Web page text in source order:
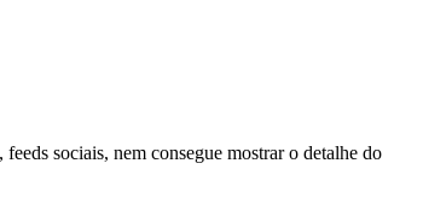
sociais, nem consegue mostrar o detalhe do